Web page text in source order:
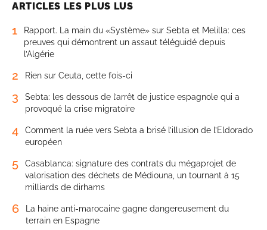
ARTICLES LES PLUS LUS
1
Rapport. La main du «Système» sur Sebta et Melilla: ces
preuves qui démontrent un assaut téléguidé depuis
l’Algérie
2 Rien sur Ceuta, cette fois-ci
3
Sebta: les dessous de l’arrêt de justice espagnole qui a
provoqué la crise migratoire
4
Comment la ruée vers Sebta a brisé l’illusion de l’Eldorado
européen
5
Casablanca: signature des contrats du mégaprojet de
valorisation des déchets de Médiouna, un tournant à 15
milliards de dirhams
6
La haine anti-marocaine gagne dangereusement du
terrain en Espagne